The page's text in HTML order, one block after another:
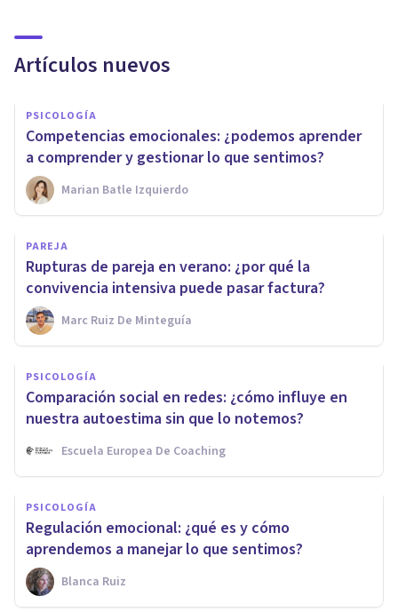
Artículos nuevos
PSICOLOGÍA
Competencias emocionales: ¿podemos aprender
a comprender y gestionar lo que sentimos?
Marian Batle Izquierdo
PAREJA
Rupturas de pareja en verano: ¿por qué la
convivencia intensiva puede pasar factura?
Marc Ruiz De Minteguía
PSICOLOGÍA
Comparación social en redes: ¿cómo influye en
nuestra autoestima sin que lo notemos?
Escuela Europea De Coaching
PSICOLOGÍA
Regulación emocional: ¿qué es y cómo
aprendemos a manejar lo que sentimos?
Blanca Ruiz